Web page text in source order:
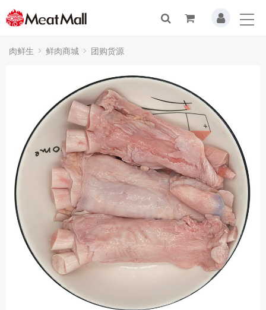
肉鲜生 鲜肉商城 团购货源